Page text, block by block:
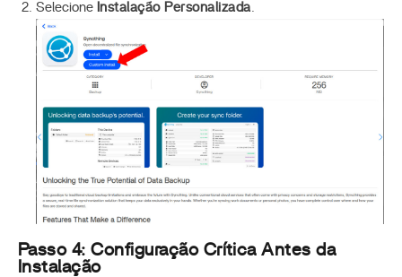
Selecione Instalação Personalizada.
Passo 4: Configuração Crítica Antes da
Instalação